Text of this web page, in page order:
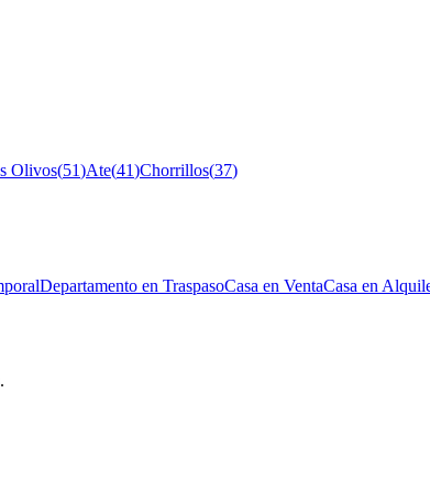
Olivos(51)Ate(41)Chorrillos(37)
Departamento en TraspasoCasa en VentaCasa en